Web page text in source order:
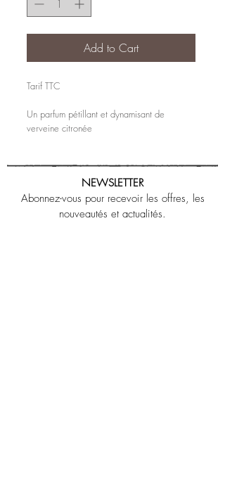
Add to Cart
Tarif TTC
Un parfum pétillant et dynamisant de
verveine citronée
NEWSLETTER
Abonnez-vous pour recevoir les offres, les
nouveautés et actualités.